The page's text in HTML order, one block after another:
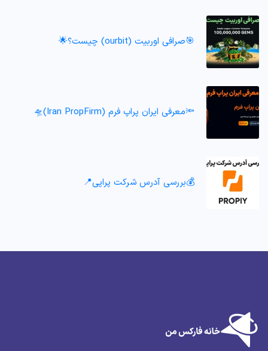
🎯صرافی اوربیت (ourbit) چیست؟🌟
🔦معرفی ایران پراپ فرم (Iran PropFirm)🛸
💰بررسی آدرس شرکت پراپی📍